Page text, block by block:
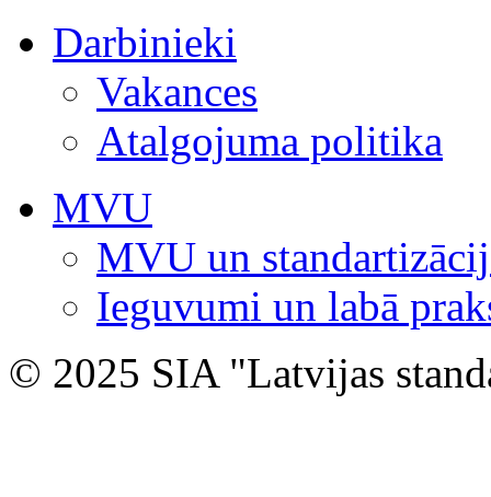
Darbinieki
Vakances
Atalgojuma politika
MVU
MVU un
Ieguvumi un labā
© 2025 SIA "Latvijas